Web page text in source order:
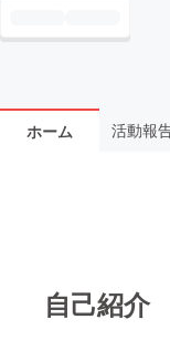
ホーム 活動報
自己紹介